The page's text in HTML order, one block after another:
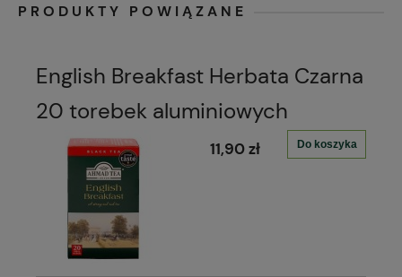
PRODUKTY POWIĄZANE
English Breakfast Herbata Czarna
20 torebek aluminiowych
11,90 zł Do koszyka